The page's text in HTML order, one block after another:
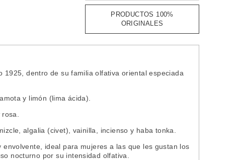
PRODUCTOS 100%
ORIGINALES
dentro de su familia olfativa oriental especiada
y limón (lima ácida).
algalia (civet), vainilla, incienso y haba tonka.
ideal para mujeres a las que les gustan los
nocturno por su intensidad olfativa.